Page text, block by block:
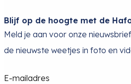
Blijf op de hoogte met de
Meld je aan voor onze
de nieuwste weetjes in foto en
E-mailadres